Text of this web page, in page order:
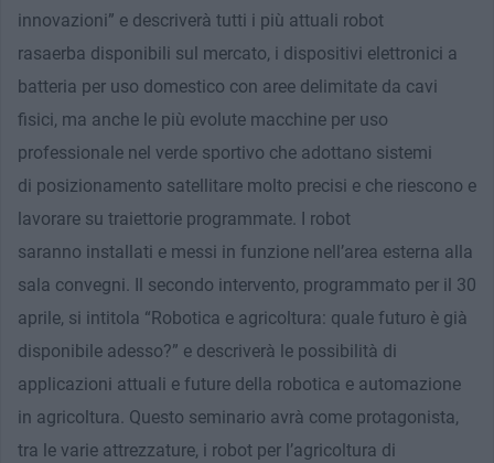
innovazioni” e descriverà tutti i più attuali robot
rasaerba disponibili sul mercato, i dispositivi elettronici a
batteria per uso domestico con aree delimitate da cavi
fisici, ma anche le più evolute macchine per uso
professionale nel verde sportivo che adottano sistemi
di posizionamento satellitare molto precisi e che riescono e
lavorare su traiettorie programmate. I robot
saranno installati e messi in funzione nell’area esterna alla
sala convegni. Il secondo intervento, programmato per il 30
aprile, si intitola “Robotica e agricoltura: quale futuro è già
disponibile adesso?” e descriverà le possibilità di
applicazioni attuali e future della robotica e automazione
in agricoltura. Questo seminario avrà come protagonista,
tra le varie attrezzature, i robot per l’agricoltura di